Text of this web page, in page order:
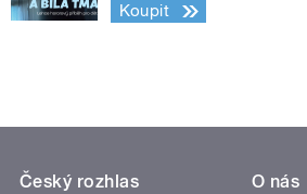
Koupit
Český rozhlas
O nás